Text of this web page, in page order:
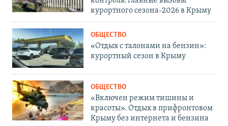
курортного сезона-2026 в Крыму
ОБЩЕСТВО
«Отдых с талонами на бензин»:
курортный сезон в Крыму
ОБЩЕСТВО
«Включен режим тишины и
красоты». Отдых в прифронтовом
Крыму без интернета и бензина